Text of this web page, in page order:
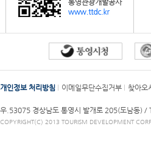
개인정보 처리방침 이메일무단수집거부 찾아오
우.53075 경상남도 통영시 발개로 205(도남동) /
COPYRIGHT(C) 2013 TOURISM DEVELOPMENT